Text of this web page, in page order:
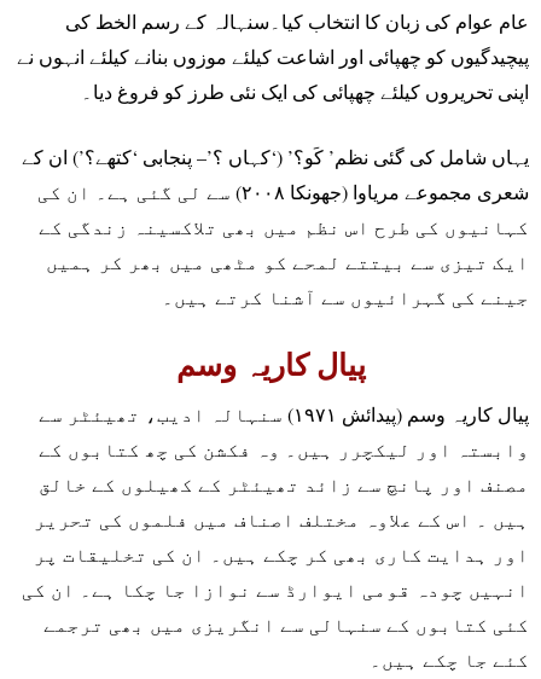
عام عوام کی زبان کا انتخاب کیا۔سنہالہ کے رسم الخط کی
پیچیدگیوں کو چھپائی اور اشاعت کیلئے موزوں بنانے کیلئے انہوں نے
اپنی تحریروں کیلئے چھپائی کی ایک نئی طرز کو فروغ دیا۔
یہاں شامل کی گئی نظم’ کَو؟’ (‘کہاں ؟’– پنجابی ‘کتھے؟’) ان کے
شعری مجموعے مریاوا (جھونکا ۲۰۰۸) سے لی گئی ہے۔ ان کی
کہانیوں کی طرح اس نظم میں بھی تلاکسینہ زندگی کے
ایک تیزی سے بیتتے لمحے کو مٹھی میں بھر کر ہمیں
جینے کی گہرائیوں سے آشنا کرتے ہیں۔
پیال کاریہ وسم
پیال کاریہ وسم (پیدائش ۱۹۷۱) سنہالہ ادیب، تھیئٹر سے
وابستہ اور لیکچرر ہیں۔ وہ فکشن کی چھ کتابوں کے
مصنف اور پانچ سے زائد تھیئٹر کے کھیلوں کے خالق
ہیں ۔ اس کے علاوہ مختلف اصناف میں فلموں کی تحریر
اور ہدایت کاری بھی کر چکے ہیں۔ ان کی تخلیقات پر
انہیں چودہ قومی ایوارڈ سے نوازا جا چکا ہے۔ ان کی
کئی کتابوں کے سنہالی سے انگریزی میں بھی ترجمے
کئے جا چکے ہیں۔